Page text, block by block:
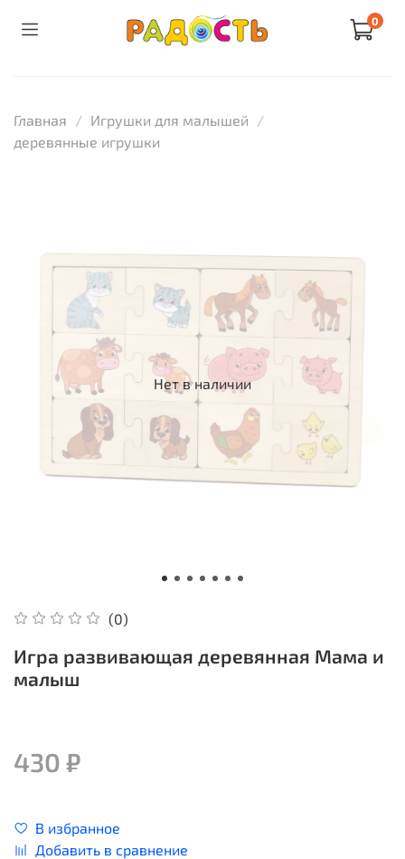
0
Главная
Игрушки для малышей
деревянные игрушки
Нет в наличии
(0)
Игра развивающая деревянная Мама и
малыш
430 ₽
В избранное
Добавить в сравнение